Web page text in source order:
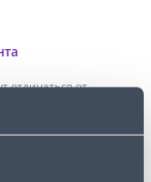
отличаться от